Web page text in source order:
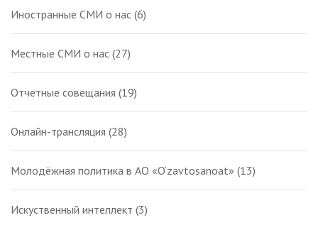
Иностранные СМИ о нас (6)
Местные СМИ о нас (27)
Отчетные совещания (19)
Онлайн-трансляция (28)
Молодёжная политика в АО «O‘zavtosanoat» (13)
Искуственный интеллект (3)